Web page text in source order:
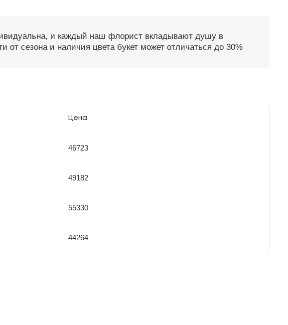
и каждый наш флорист вкладывают душу в
от сезона и наличия цвета букет может отличаться до 30%
Цена
46723
49182
55330
44264